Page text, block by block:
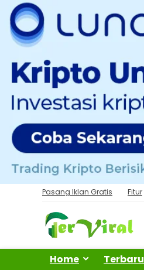
Pasang Iklan Gratis Fitur
Home Terbaru